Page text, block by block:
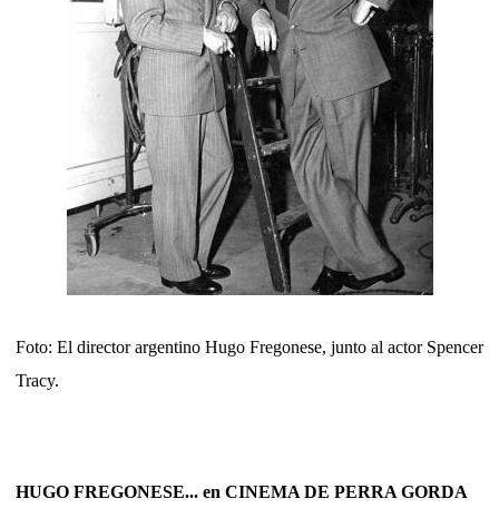
Foto: El director argentino Hugo Fregonese, junto al actor Spencer
Tracy.
HUGO FREGONESE... en CINEMA DE PERRA GORDA